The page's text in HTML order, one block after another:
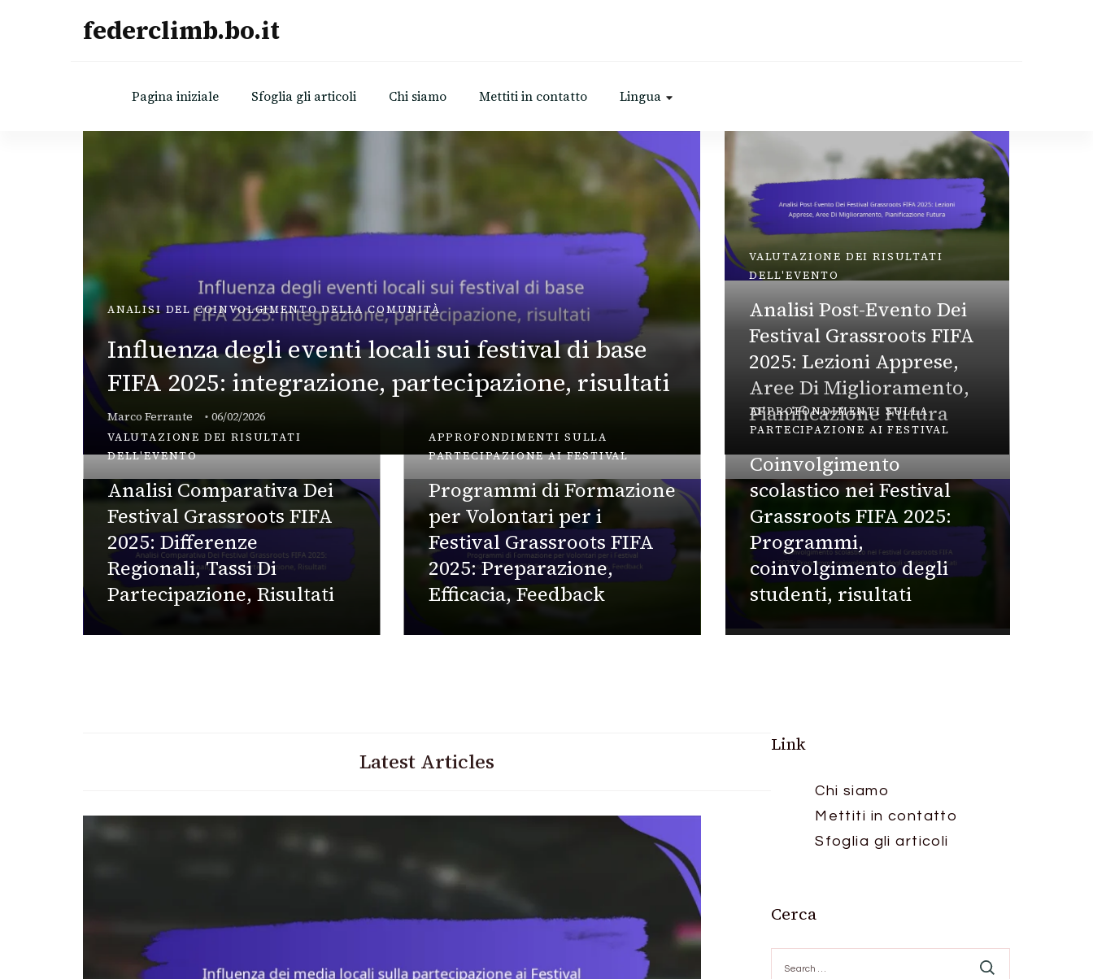
federclimb.bo.it
Pagina iniziale Sfoglia gli articoli Chi siamo Mettiti in contatto Lingua
ANALISI DEL COINVOLGIMENTO DELLA COMUNITÀ
Influenza degli eventi locali sui festival di base
FIFA 2025: integrazione, partecipazione, risultati
Marco Ferrante 06/02/2026
VALUTAZIONE DEI RISULTATI
DELL'EVENTO
Analisi Post-Evento Dei
Festival Grassroots FIFA
2025: Lezioni Apprese,
Aree Di Miglioramento,
Pianificazione Futura
VALUTAZIONE DEI RISULTATI
DELL'EVENTO
Analisi Comparativa Dei
Festival Grassroots FIFA
2025: Differenze
Regionali, Tassi Di
Partecipazione, Risultati
APPROFONDIMENTI SULLA
PARTECIPAZIONE AI FESTIVAL
Programmi di Formazione
per Volontari per i
Festival Grassroots FIFA
2025: Preparazione,
Efficacia, Feedback
APPROFONDIMENTI SULLA
PARTECIPAZIONE AI FESTIVAL
Coinvolgimento
scolastico nei Festival
Grassroots FIFA 2025:
Programmi,
coinvolgimento degli
studenti, risultati
Latest Articles
Link
Chi siamo
Mettiti in contatto
Sfoglia gli articoli
Cerca
for: